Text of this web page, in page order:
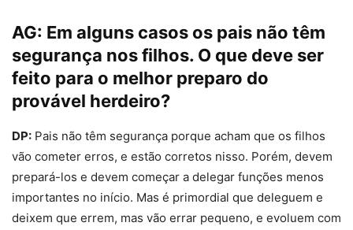
AG: Em alguns casos os pais não têm
segurança nos filhos. O que deve ser
feito para o melhor preparo do
provável herdeiro?
DP: Pais não têm segurança porque acham que os filhos
vão cometer erros, e estão corretos nisso. Porém, devem
prepará-los e devem começar a delegar funções menos
importantes no início. Mas é primordial que deleguem e
deixem que errem, mas vão errar pequeno, e evoluem com